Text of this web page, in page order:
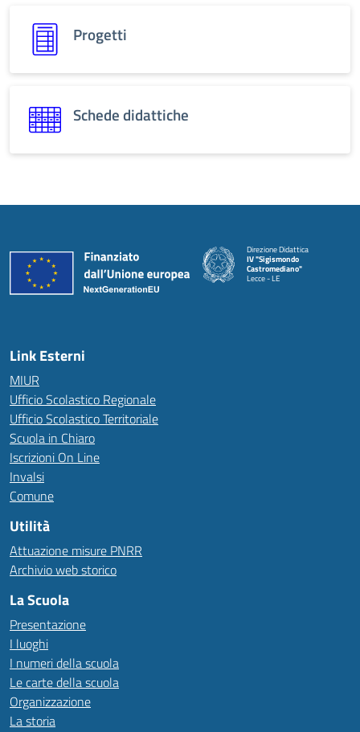
Progetti
Schede didattiche
Direzione Didattica
IV "Sigismondo
Castromediano"
Lecce - LE
Link Esterni
MIUR
Ufficio Scolastico Regionale
Ufficio Scolastico Territoriale
Scuola in Chiaro
Iscrizioni On Line
Invalsi
Comune
Utilità
Attuazione misure PNRR
Archivio web storico
La Scuola
Presentazione
I luoghi
I numeri della scuola
Le carte della scuola
Organizzazione
La storia